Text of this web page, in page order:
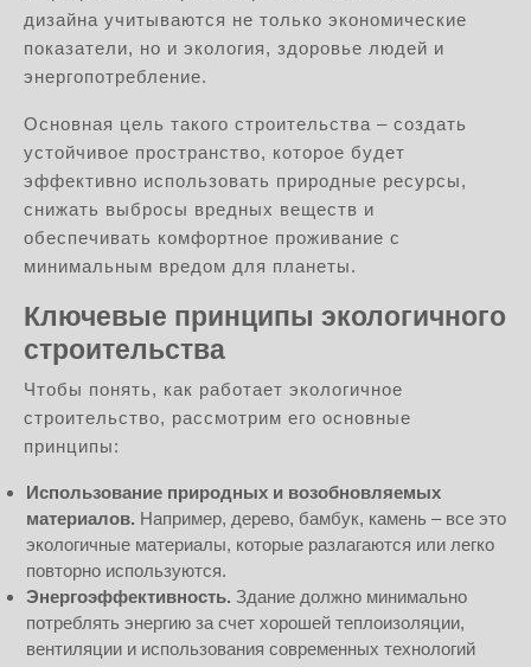
дизайна учитываются не только экономические
показатели, но и экология, здоровье людей и
энергопотребление.
Основная цель такого строительства – создать
устойчивое пространство, которое будет
эффективно использовать природные ресурсы,
снижать выбросы вредных веществ и
обеспечивать комфортное проживание с
минимальным вредом для планеты.
Ключевые принципы экологичного
строительства
Чтобы понять, как работает экологичное
строительство, рассмотрим его основные
принципы:
Использование природных и возобновляемых
материалов. Например, дерево, бамбук, камень – все это
экологичные материалы, которые разлагаются или легко
повторно используются.
Энергоэффективность. Здание должно минимально
потреблять энергию за счет хорошей теплоизоляции,
вентиляции и использования современных технологий